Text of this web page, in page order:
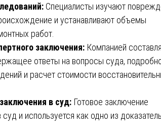
Специалисты изучают
и устанавливают объемы
работ.
заключения: Компанией
ответы на вопросы суда,
и расчет стоимости
в суд: Готовое заключение
и используется как одно из